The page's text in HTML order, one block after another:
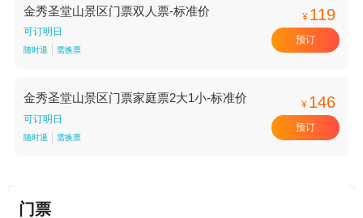
金秀圣堂山景区门票双人票-标准价
可订明日
随时退 需换票
¥ 119
预订
金秀圣堂山景区门票家庭票2大1小-标准价
可订明日
随时退 需换票
¥ 146
预订
门票